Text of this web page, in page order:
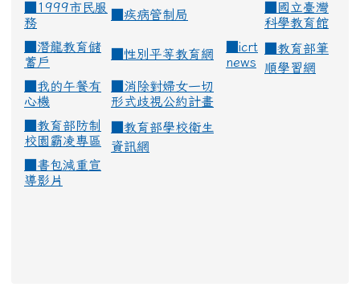
■1999市民服
務
疾病管制局
國立臺灣
科學教育館
潛龍教育儲
蓄戶
性別平等教育網
icrt
news
教育部筆
順學習網
我的午餐有
心機
消除對婦女一切
形式歧視公約計畫
教育部防制
校園霸凌專區
教育部學校衛生
資訊網
書包減重宣
導影片